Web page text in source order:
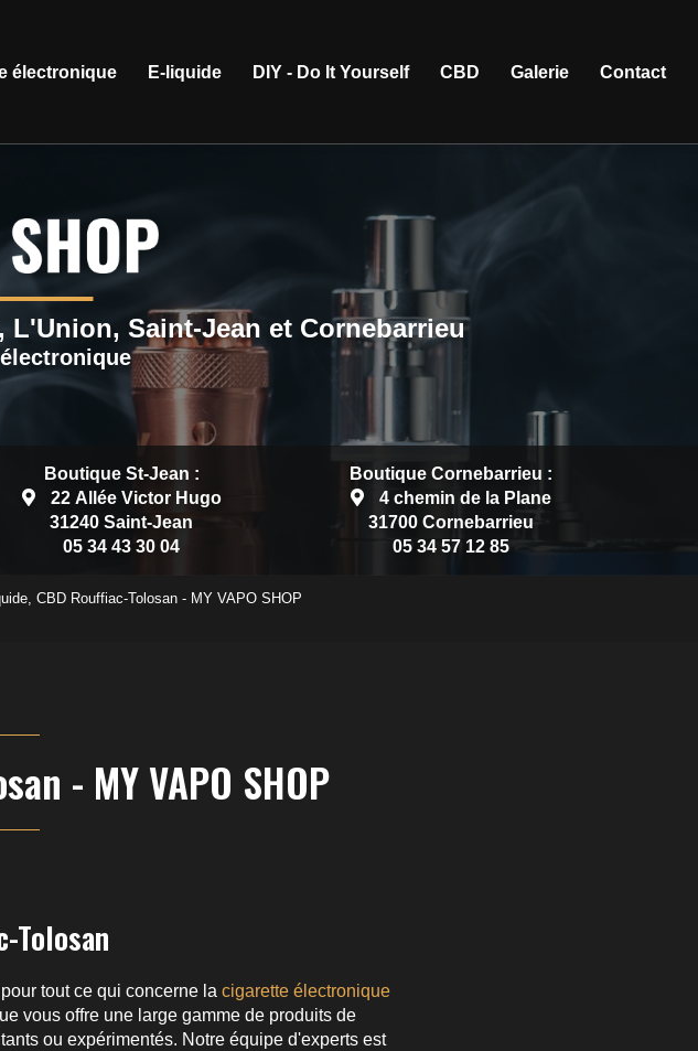
électronique E-liquide DIY - Do It Yourself CBD Galerie Contact
Saint-Jean et Cornebarrieu
Boutique St-Jean :
22 Allée Victor Hugo
31240 Saint-Jean
05 34 43 30 04
Boutique Cornebarrieu :
4 chemin de la Plane
31700 Cornebarrieu
05 34 57 12 85
CBD Rouffiac-Tolosan - MY VAPO SHOP
- MY VAPO SHOP
Tolosan
tout ce qui concerne la cigarette électronique
vous offre une large gamme de produits de
ou expérimentés. Notre équipe d'experts est